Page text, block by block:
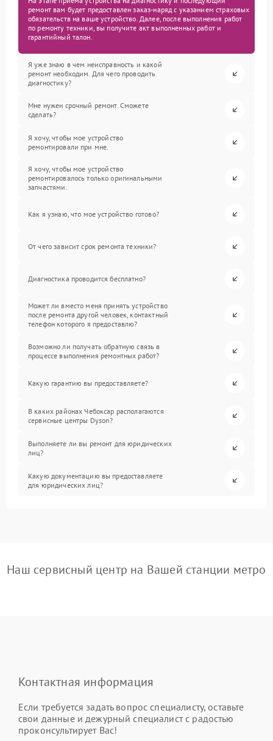
ремонт вам будет предоставлен заказ-наряд с указанием страховых
обязательств на ваше устройство. Далее, после выполнения работ
по ремонту техники, вы получите акт выполненных работ и
гарантийный талон.
Я уже знаю в чем неисправность и какой
ремонт необходим. Для чего проводить
диагностику?
Мне нужен срочный ремонт. Сможете
сделать?
Я хочу, чтобы мое устройство
ремонтировали при мне.
Я хочу, чтобы мое устройство
ремонтировалось только оригинальными
запчастями.
Как я узнаю, что мое устройство готово?
От чего зависит срок ремонта техники?
Диагностика проводится бесплатно?
Может ли вместо меня принять устройство
после ремонта другой человек, контактный
телефон которого я предоставлю?
Возможно ли получать обратную связь в
процессе выполнения ремонтных работ?
Какую гарантию вы предоставляете?
В каких районах Чебоксар располагаются
сервисные центры Dyson?
Выполняете ли вы ремонт для юридических
лиц?
Какую документацию вы предоставляете
для юридических лиц?
Наш сервисный центр на Вашей станции метро
Контактная информация
Если требуется задать вопрос специалисту, оставьте
свои данные и дежурный специалист с радостью
проконсультирует Вас!